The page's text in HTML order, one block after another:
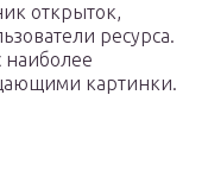
открыток,
ресурса.
наиболее
картинки.